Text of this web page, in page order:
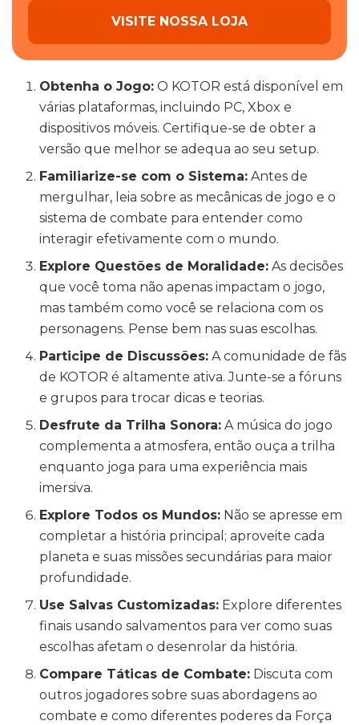
VISITE NOSSA LOJA
Obtenha o Jogo: O KOTOR está disponível em
várias plataformas, incluindo PC, Xbox e
dispositivos móveis. Certifique-se de obter a
versão que melhor se adequa ao seu setup.
Familiarize-se com o Sistema: Antes de
mergulhar, leia sobre as mecânicas de jogo e o
sistema de combate para entender como
interagir efetivamente com o mundo.
Explore Questões de Moralidade: As decisões
que você toma não apenas impactam o jogo,
mas também como você se relaciona com os
personagens. Pense bem nas suas escolhas.
Participe de Discussões: A comunidade de fãs
de KOTOR é altamente ativa. Junte-se a fóruns
e grupos para trocar dicas e teorias.
Desfrute da Trilha Sonora: A música do jogo
complementa a atmosfera, então ouça a trilha
enquanto joga para uma experiência mais
imersiva.
Explore Todos os Mundos: Não se apresse em
completar a história principal; aproveite cada
planeta e suas missões secundárias para maior
profundidade.
Use Salvas Customizadas: Explore diferentes
finais usando salvamentos para ver como suas
escolhas afetam o desenrolar da história.
Compare Táticas de Combate: Discuta com
outros jogadores sobre suas abordagens ao
combate e como diferentes poderes da Força